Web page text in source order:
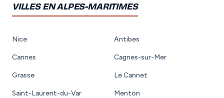
VILLES EN ALPES-MARITIMES
Nice Antibes
Cannes Cagnes-sur-Mer
Grasse Le Cannet
Saint-Laurent-du-Var Menton